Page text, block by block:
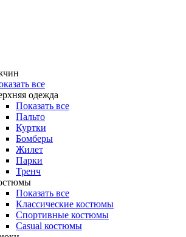
все
одежда
Показать все
Пальто
Куртки
Бомберы
Жилет
Парки
Тренч
Показать все
Классические костюмы
Спортивные костюмы
Casual костюмы